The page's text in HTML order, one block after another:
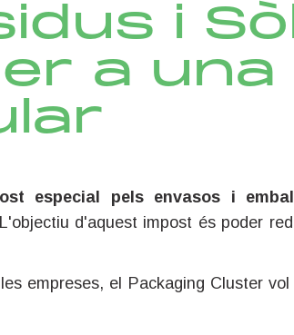
i
a una
especial pels envasos i
d'aquest impost és poder
empreses, el Packaging Cluster